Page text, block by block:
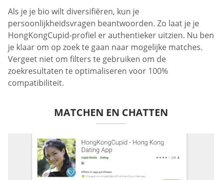
Als je je bio wilt diversifiëren, kun je
persoonlijkheidsvragen beantwoorden. Zo laat je je
HongKongCupid-profiel er authentieker uitzien. Nu ben
je klaar om op zoek te gaan naar mogelijke matches.
Vergeet niet om filters te gebruiken om de
zoekresultaten te optimaliseren voor 100%
compatibiliteit.
MATCHEN EN CHATTEN